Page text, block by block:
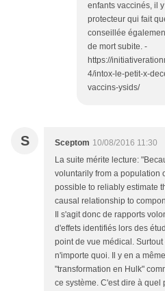
enfants vaccinés, il
protecteur qui fait
conseillée
de mort subite. -
https://
4/intox-le-petit-x-
vaccins-ysids/
S Sceptom 10/08/2016 11:30
La suite mérite lecture:
voluntarily from a population
possible to reliably estimate
causal relationship to
Il s'agit donc de rapports
d'effets identifiés lors des
point de vue médical.
n'importe quoi. Il y en a
"transformation en Hulk"
ce système. C'est dire à quel